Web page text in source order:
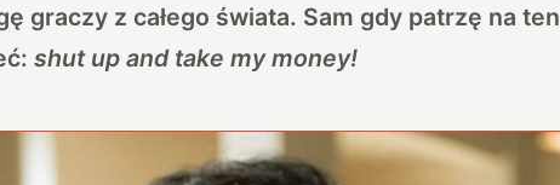
graczy z całego świata. Sam gdy patrzę na ten
shut up and take my money!